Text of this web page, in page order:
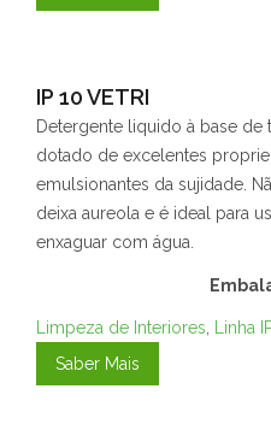
IP 10 VETRI
Detergente liquido à base de
dotado de excelentes
emulsionantes da sujidade.
deixa aureola e é ideal para
enxaguar com água.
Limpeza de Interiores
Linha
Saber Mais